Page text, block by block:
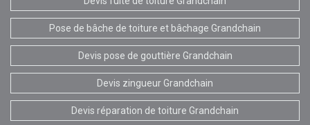
Pose de bâche de toiture et bâchage Grandchain
Devis pose de gouttière Grandchain
Devis zingueur Grandchain
Devis réparation de toiture Grandchain